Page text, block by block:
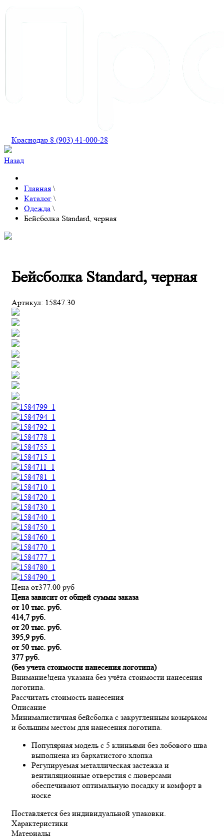
Краснодар 8 (903) 41-000-28
Назад
Главная \
Каталог \
Одежда \
Бейсболка Standard, черная
Бейсболка Standard, черная
Артикул: 15847.30
Цена от377.00 руб
Цена зависит от общей суммы заказа
от 10 тыс. руб.
414,7 руб.
от 20 тыс. руб.
395,9 руб.
от 50 тыс. руб.
377 руб.
(без учета стоимости нанесения логотипа)
Внимание!цена указана без учёта стоимости нанесения
логотипа.
Рассчитать стоимость нанесения
Описание
Минималистичная бейсболка с закругленным козырьком
и большим местом для нанесения логотипа.
Популярная модель с 5 клиньями без лобового шва
выполнена из бархатистого хлопка
Регулируемая металлическая застежка и
вентиляционные отверстия с люверсами
обеспечивают оптимальную посадку и комфорт в
носке
Поставляется без индивидуальной упаковки.
Характеристики
Материалы